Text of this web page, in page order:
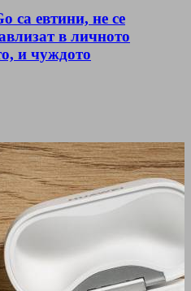
са евтини, не се
в личното
и чуждото